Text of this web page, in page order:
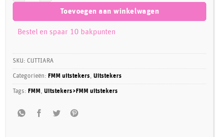
Toevoegen aan winkelwagen
Bestel en spaar 10 bakpunten
SKU: CUTTIARA
Categorieën: FMM uitstekers,Uitstekers
Tags: FMM ,Uitstekers>FMM uitstekers